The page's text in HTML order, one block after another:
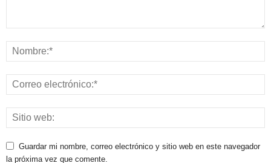
Guardar mi nombre, correo electrónico y sitio web en este navegador
la próxima vez que comente.